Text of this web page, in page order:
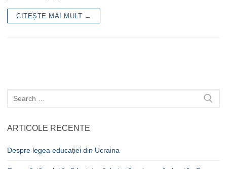
CITEȘTE MAI MULT →
Caută
după:
ARTICOLE RECENTE
Despre legea educației din Ucraina